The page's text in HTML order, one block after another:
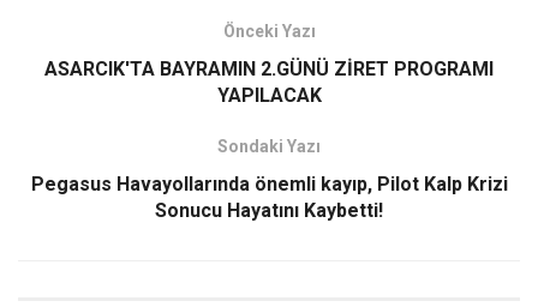
Önceki Yazı
ASARCIK'TA BAYRAMIN 2.GÜNÜ ZİRET PROGRAMI
YAPILACAK
Sondaki Yazı
Pegasus Havayollarında önemli kayıp, Pilot Kalp Krizi
Sonucu Hayatını Kaybetti!